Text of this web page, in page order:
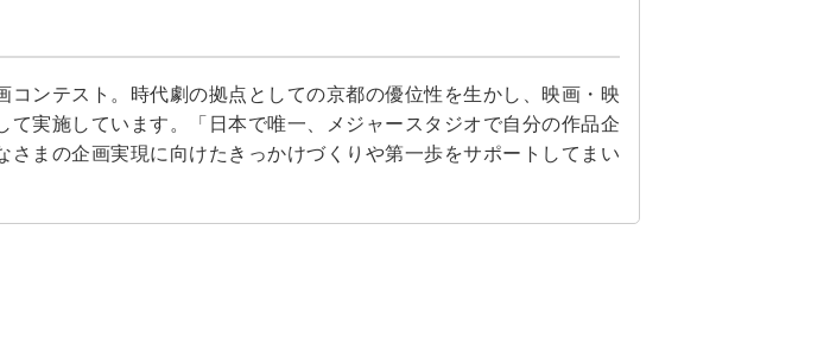
ンテスト。時代劇の拠点としての京都の優位性を生かし、映画・映
実施しています。「日本で唯一、メジャースタジオで自分の作品企
まの企画実現に向けたきっかけづくりや第一歩をサポートしてまい